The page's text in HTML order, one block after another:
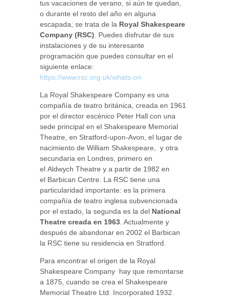
tus vacaciones de verano, si aún te quedan,
o durante el resto del año en alguna
escapada; se trata de la Royal Shakespeare
Company (RSC) . Puedes disfrutar de sus
instalaciones y de su interesante
programación que puedes consultar en el
siguiente enlace:
https://www.rsc.org.uk/whats-on
La Royal Shakespeare Company es una
compañía de teatro británica, creada en 1961
por el director escénico Peter Hall con una
sede principal en el Shakespeare Memorial
Theatre, en Stratford-upon-Avon, el lugar de
nacimiento de William Shakespeare, y otra
secundaria en Londres, primero en
el Aldwych Theatre y a partir de 1982 en
el Barbican Centre. La RSC tiene una
particularidad importante: es la primera
compañía de teatro inglesa subvencionada
por el estado, la segunda es la del National
Theatre creada en 1963 . Actualmente y
después de abandonar en 2002 el Barbican
la RSC tiene su residencia en Stratford.
Para encontrar el origen de la Royal
Shakespeare Company hay que remontarse
a 1875, cuando se crea el Shakespeare
Memorial Theatre Ltd. Incorporated 1932.